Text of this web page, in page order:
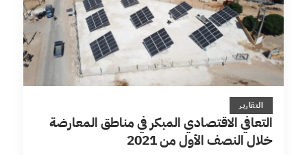
13 دقائق
التقارير
التعافي الاقتصادي المبكر في مناطق المعارضة
خلال النصف الأول من 2021